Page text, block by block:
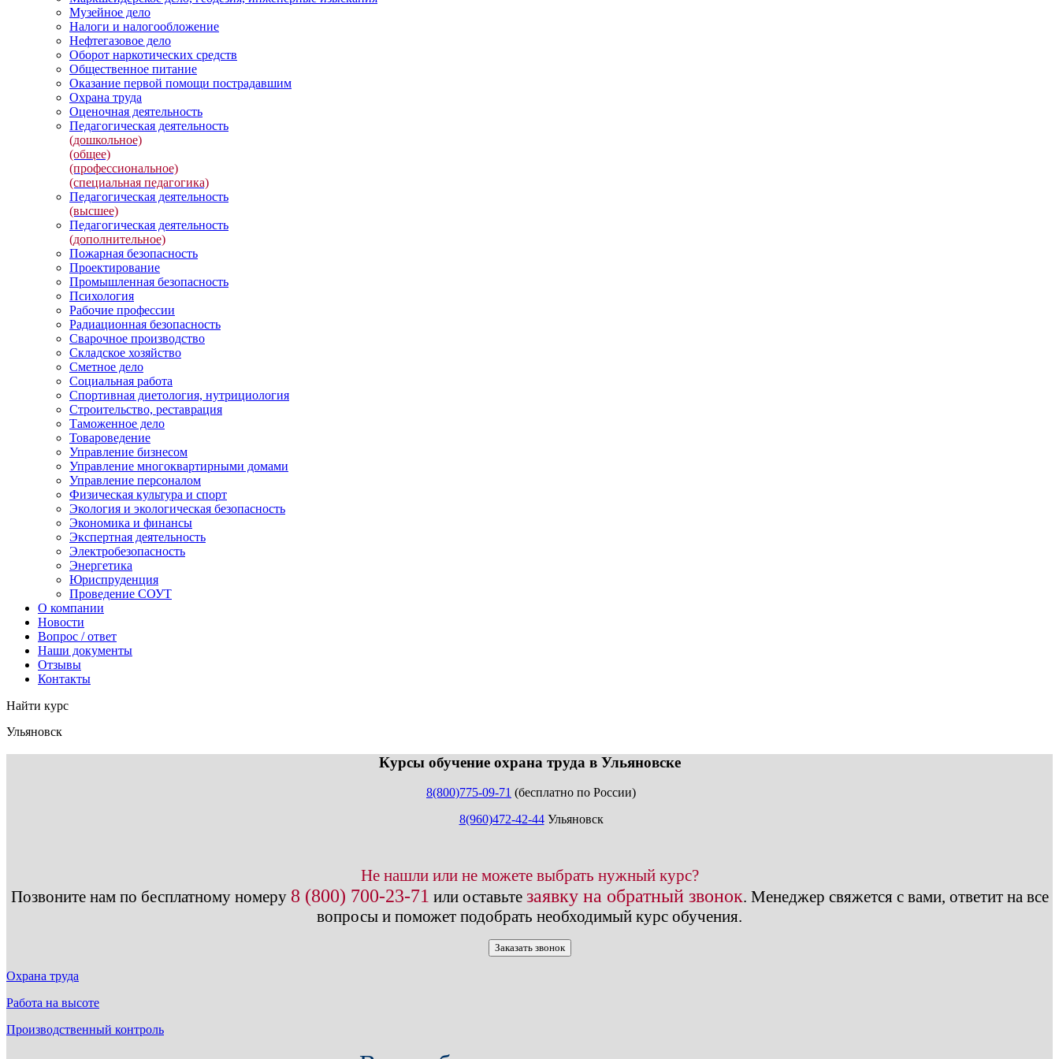
Музейное дело
Налоги и налогообложение
Нефтегазовое дело
Оборот наркотических средств
Общественное питание
Оказание первой помощи пострадавшим
Охрана труда
Оценочная деятельность
Педагогическая деятельность
(дошкольное)
(общее)
(профессиональное)
(специальная педагогика)
Педагогическая деятельность
(высшее)
Педагогическая деятельность
(дополнительное)
Пожарная безопасность
Проектирование
Промышленная безопасность
Психология
Рабочие профессии
Радиационная безопасность
Сварочное производство
Складское хозяйство
Сметное дело
Социальная работа
Спортивная диетология, нутрициология
Строительство, реставрация
Таможенное дело
Товароведение
Управление бизнесом
Управление многоквартирными домами
Управление персоналом
Физическая культура и спорт
Экология и экологическая безопасность
Экономика и финансы
Экспертная деятельность
Электробезопасность
Энергетика
Юриспруденция
Проведение СОУТ
О компании
Новости
Вопрос / ответ
Наши документы
Отзывы
Контакты
Найти курс
Ульяновск
Курсы обучение охрана труда в Ульяновске
8(800)775-09-71 (бесплатно по России)
8(960)472-42-44Ульяновск
Не нашли или не можете выбрать нужный курс?
Позвоните нам по бесплатному номеру 8 (800) 700-23-71 или оставьте заявку на обратный звонок. Менеджер свяжется с вами, ответит на все
вопросы и поможет подобрать необходимый курс обучения.
Заказать звонок
Охрана труда
Работа на высоте
Производственный контроль